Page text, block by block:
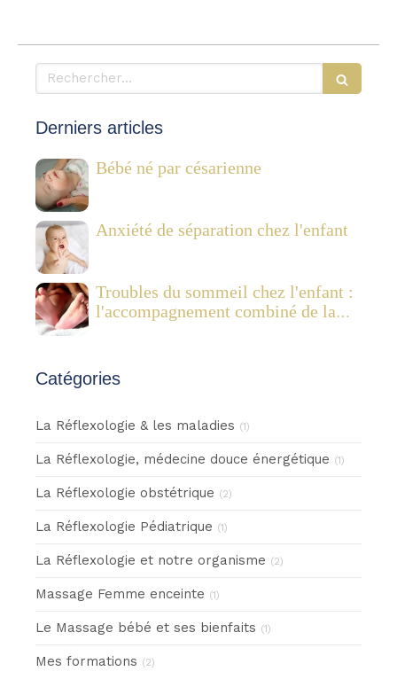
Rechercher
Derniers articles
Bébé né par césarienne
Anxiété de séparation chez l'enfant
Troubles du sommeil chez l'enfant :
l'accompagnement combiné de la
Catégories
La Réflexologie & les maladies (1)
La Réflexologie, médecine douce énergétique (1)
La Réflexologie obstétrique (2)
La Réflexologie Pédiatrique (1)
La Réflexologie et notre organisme (2)
Massage Femme enceinte (1)
Le Massage bébé et ses bienfaits (1)
Mes formations (2)